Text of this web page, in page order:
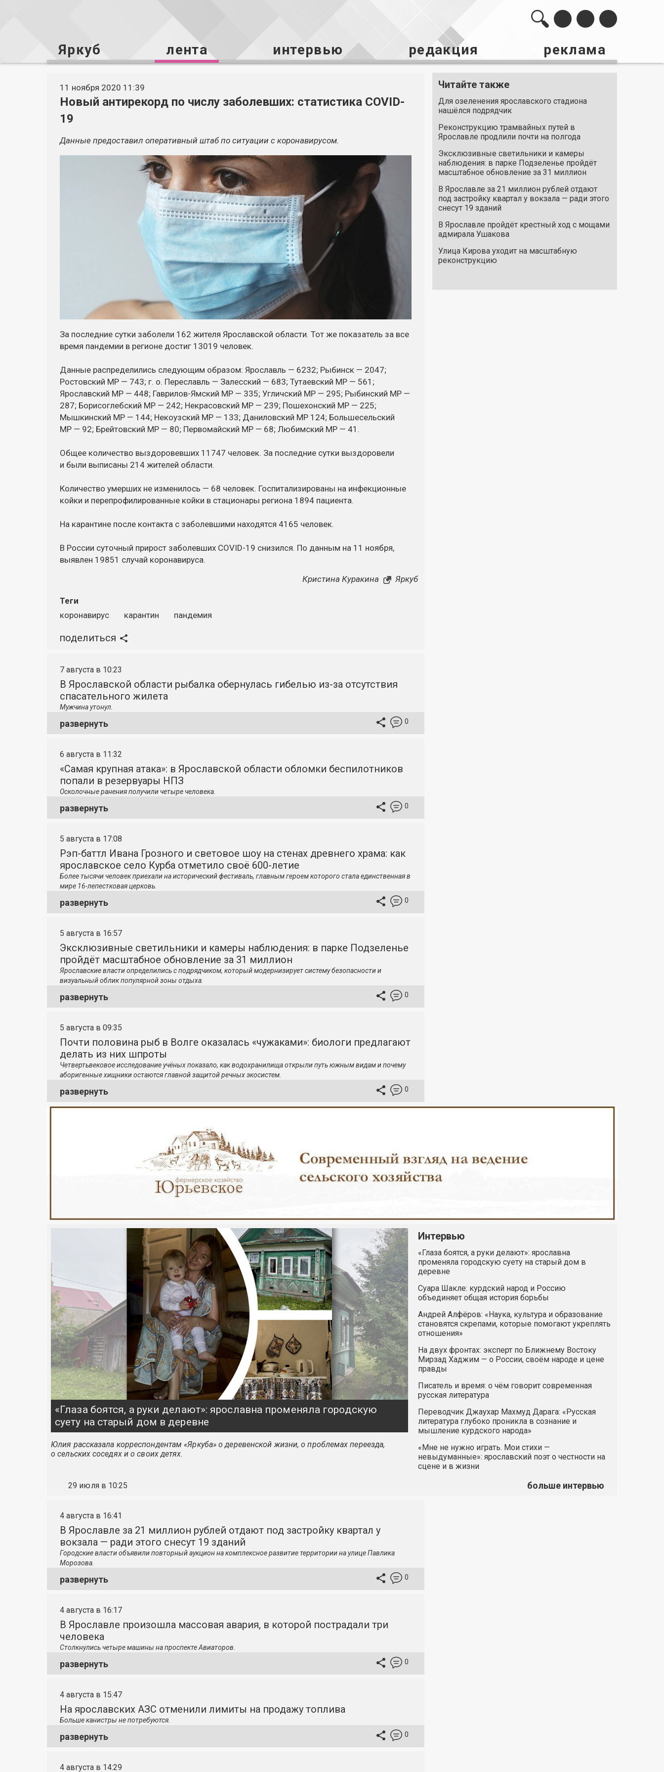
Яркуб лента интервью редакция реклама
11 ноября 2020 11:39
Новый антирекорд по числу заболевших: статистика COVID-
19
Данные предоставил оперативный штаб по ситуации с коронавирусом.
За последние сутки заболели 162 жителя Ярославской области. Тот же показатель за все
время пандемии в регионе достиг 13019 человек.
Данные распределились следующим образом: Ярославль — 6232; Рыбинск — 2047;
Ростовский МР — 743; г. о. Переславль — Залесский — 683; Тутаевский МР — 561;
Ярославский МР — 448; Гаврилов-Ямский МР — 335; Угличский МР — 295; Рыбинский МР —
287; Борисоглебский МР — 242; Некрасовский МР — 239; Пошехонский МР — 225;
Мышкинский МР — 144; Некоузский МР — 133; Даниловский МР 124; Большесельский
МР — 92; Брейтовский МР — 80; Первомайский МР — 68; Любимский МР — 41.
Общее количество выздоровевших 11747 человек. За последние сутки выздоровели
и были выписаны 214 жителей области.
Количество умерших не изменилось — 68 человек. Госпитализированы на инфекционные
койки и перепрофилированные койки в стационары региона 1894 пациента.
На карантине после контакта с заболевшими находятся 4165 человек.
В России суточный прирост заболевших COVID-19 снизился. По данным на 11 ноября,
выявлен 19851 случай коронавируса.
Кристина Куракина
Яркуб
Теги
коронавирус
карантин пандемия
поделиться
Читайте также
Для озеленения ярославского стадиона
нашёлся подрядчик
Реконструкцию трамвайных путей в
Ярославле продлили почти на полгода
Эксклюзивные светильники и камеры
наблюдения: в парке Подзеленье пройдёт
масштабное обновление за 31 миллион
В Ярославле за 21 миллион рублей отдают
под застройку квартал у вокзала — ради этого
снесут 19 зданий
В Ярославле пройдёт крестный ход с мощами
адмирала Ушакова
Улица Кирова уходит на масштабную
реконструкцию
7 августа в 10:23
В Ярославской области рыбалка обернулась гибелью из-за отсутствия
спасательного жилета
Мужчина утонул.
развернуть 0
6 августа в 11:32
«Самая крупная атака»: в Ярославской области обломки беспилотников
попали в резервуары НПЗ
Осколочные ранения получили четыре человека.
развернуть 0
5 августа в 17:08
Рэп-баттл Ивана Грозного и световое шоу на стенах древнего храма: как
ярославское село Курба отметило своё 600-летие
Более тысячи человек приехали на исторический фестиваль, главным героем которого стала единственная в
мире 16-лепестковая церковь.
развернуть 0
5 августа в 16:57
Эксклюзивные светильники и камеры наблюдения: в парке Подзеленье
пройдёт масштабное обновление за 31 миллион
Ярославские власти определились с подрядчиком, который модернизирует систему безопасности и
визуальный облик популярной зоны отдыха.
развернуть 0
5 августа в 09:35
Почти половина рыб в Волге оказалась «чужаками»: биологи предлагают
делать из них шпроты
Четвертьвековое исследование учёных показало, как водохранилища открыли путь южным видам и почему
аборигенные хищники остаются главной защитой речных экосистем.
развернуть 0
«Глаза боятся, а руки делают»: ярославна променяла городскую
суету на старый дом в деревне
Юлия рассказала корреспондентам «Яркуба» о деревенской жизни, о проблемах переезда,
о сельских соседях и о своих детях.
29 июля в 10:25
Интервью
«Глаза боятся, а руки делают»: ярославна
променяла городскую суету на старый дом в
деревне
Суара Шакле: курдский народ и Россию
объединяет общая история борьбы
Андрей Алфёров: «Наука, культура и образование
становятся скрепами, которые помогают укреплять
отношения»
На двух фронтах: эксперт по Ближнему Востоку
Мирзад Хаджим — о России, своём народе и цене
правды
Писатель и время: о чём говорит современная
русская литература
Переводчик Джаухар Махмуд Дарага: «Русская
литература глубоко проникла в сознание и
мышление курдского народа»
«Мне не нужно играть. Мои стихи —
невыдуманные»: ярославский поэт о честности на
сцене и в жизни
больше интервью
4 августа в 16:41
В Ярославле за 21 миллион рублей отдают под застройку квартал у
вокзала — ради этого снесут 19 зданий
Городские власти объявили повторный аукцион на комплексное развитие территории на улице Павлика
Морозова.
развернуть 0
4 августа в 16:17
В Ярославле произошла массовая авария, в которой пострадали три
человека
Столкнулись четыре машины на проспекте Авиаторов.
развернуть 0
4 августа в 15:47
На ярославских АЗС отменили лимиты на продажу топлива
Больше канистры не потребуются.
развернуть 0
4 августа в 14:29